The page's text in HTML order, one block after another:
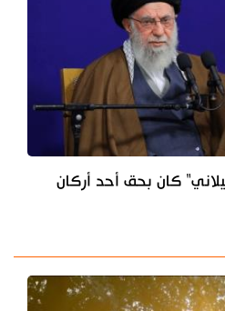
كان بحق أحد أركان